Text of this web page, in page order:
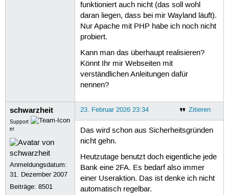
funktioniert auch nicht (das soll wohl
daran liegen, dass bei mir Wayland läuft).
Nur Apache mit PHP habe ich noch nicht
probiert.
Kann man das überhaupt realisieren?
Könnt Ihr mir Webseiten mit
verständlichen Anleitungen dafür
nennen?
schwarzheit
Support
er
Anmeldungsdatum:
31. Dezember 2007
Beiträge:8501
Zitieren
23. Februar 2026 23:34
Das wird schon aus Sicherheitsgründen
nicht gehn.
Heutzutage benutzt doch eigentliche jede
Bank eine 2FA. Es bedarf also immer
einer Useraktion. Das ist denke ich nicht
automatisch regelbar.